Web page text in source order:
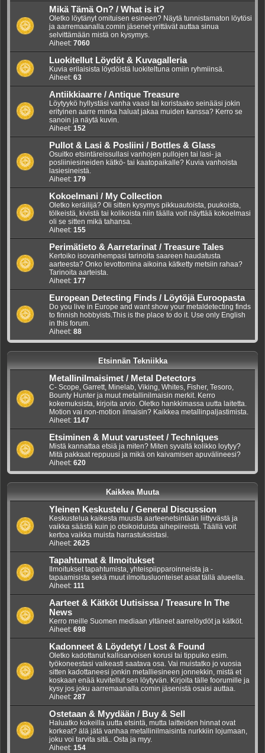
Mikä Tämä On? / What is it?
Oletko löytänyt omituisen esineen? Näytä tunnistamaton löytösi
ja aarremaanalla.comin jäsenet yrittävät auttaa sinua
selvittämään mistä on kysymys.
Aiheet: 7060
Luokitellut Löydöt & Kuvagalleria
Kuvia erilaisista löydöistä luokiteltuna omiin ryhmiinsä.
Aiheet: 63
Antiikkiaarre / Antique Treasure
Löytyykö hyllystäsi vanha vaasi tai koristaako seinääsi jokin
erityinen aarre minka haluat jakaa muiden kanssa? Kerro se
sanoin ja näytä kuvin.
Aiheet: 152
Pullot & Lasi & Posliini / Bottles & Glass
Osuitko etsintäreissullasi vanhojen pullojen tai lasi- ja
posliiniesineiden kätkö- tai kaatopaikalle? Kuvia vanhoista
lasiesineistä.
Aiheet: 179
Kokoelmani / My Collection
Oletko keräilijä? Oli sitten kysymys pikkuautoista, puukoista,
tölkeistä, kivistä tai kolikoista niin täälla voit näyttää kokoelmasi
oli se sitten mikä tahansa.
Aiheet: 155
Perimätieto & Aarretarinat / Treasure Tales
Kertoiko isovanhempasi tarinoita saareen haudatusta
aarteesta? Onko levottomina aikoina kätketty metsiin rahaa?
Tarinoita aarteista.
Aiheet: 177
European Detecting Finds / Löytöjä Euroopasta
Do you live in Europe and want show your metaldetecting finds
to finnish hobbyists.This is the place to do it. Use only English
in this forum.
Aiheet: 88
Etsinnän Tekniikka
Metallinilmaisimet / Metal Detectors
C- Scope, Garrett, Minelab, Viking, Whites, Fisher, Tesoro,
Bounty Hunter ja muut metallinilmaisin merkit. Kerro
kokemuksista, kirjoita arvio. Oletko hankkimassa uutta laitetta.
Motion vai non-motion ilmaisin? Kaikkea metallinpaljastimista.
Aiheet: 1147
Etsiminen & Muut varusteet / Techniques
Mistä kannattaa etsiä ja miten? Miten syvaltä kolikko loytyy?
Mitä pakkaat reppuusi ja mikä on kaivamisen apuvälineesi?
Aiheet: 620
Kaikkea Muuta
Yleinen Keskustelu / General Discussion
Keskustelua kaikesta muusta aarteenetsintään liittyvästä ja
vaikka säästä kuin jo otsikoiduista aihepiireistä. Täällä voit
kertoa vaikka muista harrastuksistasi.
Aiheet: 2625
Tapahtumat & Ilmoitukset
Ilmoitukset tapahtumista, yhteispiipparoinneista ja -
tapaamisista sekä muut ilmoitusluonteiset asiat tällä alueella.
Aiheet: 111
Aarteet & Kätköt Uutisissa / Treasure In The
News
Kerro meille Suomen mediaan yltäneet aarrelöydöt ja kätköt.
Aiheet: 698
Kadonneet & Löydetyt / Lost & Found
Oletko kadottanut kallisarvoisen korusi tai tippuiko esim.
työkoneestasi vaikeasti saatava osa. Vai muistatko jo vuosia
sitten kadottaneesi jonkin metalliesineen jonnekkin, mistä et
koskaan enää kuvitellut sen löytyvän. Kirjoita tälle foorumille ja
kysy jos joku aarremaanalla.comin jäsenistä osaisi auttaa.
Aiheet: 287
Ostetaan & Myydään / Buy & Sell
Haluatko kokeilla uutta etsintä, mutta laitteiden hinnat ovat
korkeat? älä jätä vanhaa metallinilmaisinta nurkkiin lojumaan,
joku voi tarvita sitä.. Osta ja myy.
Aiheet: 154